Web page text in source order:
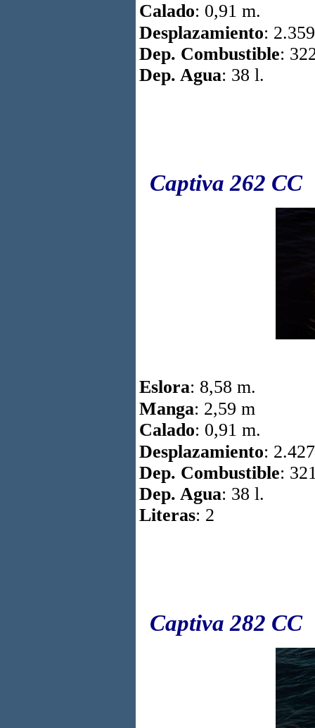
Calado: 0,91 m.
Desplazamiento:
Dep. Combustible:
Dep. Agua: 38 l.
Captiva 262 CC
Eslora: 8,58 m.
Manga: 2,59 m
Calado: 0,91 m.
Desplazamiento:
Dep. Combustible:
Dep. Agua: 38 l.
Literas: 2
Captiva 282 CC